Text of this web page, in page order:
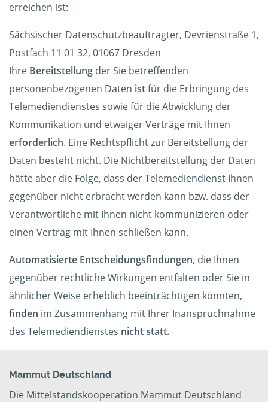
erreichen ist:
Sächsischer Datenschutzbeauftragter, Devrienstraße 1,
Postfach 11 01 32, 01067 Dresden
Ihre Bereitstellung der Sie betreffenden
personenbezogenen Daten istfür die Erbringung des
Telemediendienstes sowie für die Abwicklung der
Kommunikation und etwaiger Verträge mit Ihnen
erforderlich. Eine Rechtspflicht zur Bereitstellung der
Daten besteht nicht. Die Nichtbereitstellung der Daten
hätte aber die Folge, dass der Telemediendienst Ihnen
gegenüber nicht erbracht werden kann bzw. dass der
Verantwortliche mit Ihnen nicht kommunizieren oder
einen Vertrag mit Ihnen schließen kann.
Automatisierte Entscheidungsfindungen, die Ihnen
gegenüber rechtliche Wirkungen entfalten oder Sie in
ähnlicher Weise erheblich beeinträchtigen könnten,
finden im Zusammenhang mit Ihrer Inanspruchnahme
des Telemediendienstes nicht statt.
Mammut Deutschland
Die Mittelstandskooperation Mammut Deutschland